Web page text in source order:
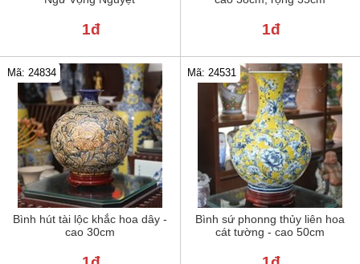
1đ 1đ
Bình hút tài lộc khắc hoa dây -
cao 30cm
Mã: 24834
Bình sứ phonng thủy liên hoa
cát tường - cao 50cm
Mã: 24531